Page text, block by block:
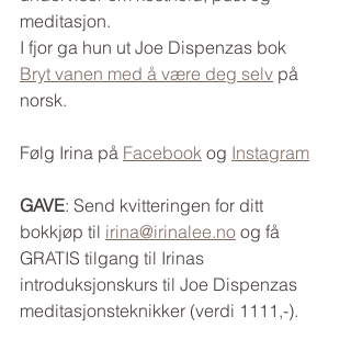
meditasjon.
I fjor ga hun ut Joe Dispenzas bok
Bryt vanen med å være deg selv på
norsk.
Følg Irina på Facebook og Instagram
GAVE: Send kvitteringen for ditt
bokkjøp til irina@irinalee.no og få
GRATIS tilgang til Irinas
introduksjonskurs til Joe Dispenzas
meditasjonsteknikker (verdi 1111,-).